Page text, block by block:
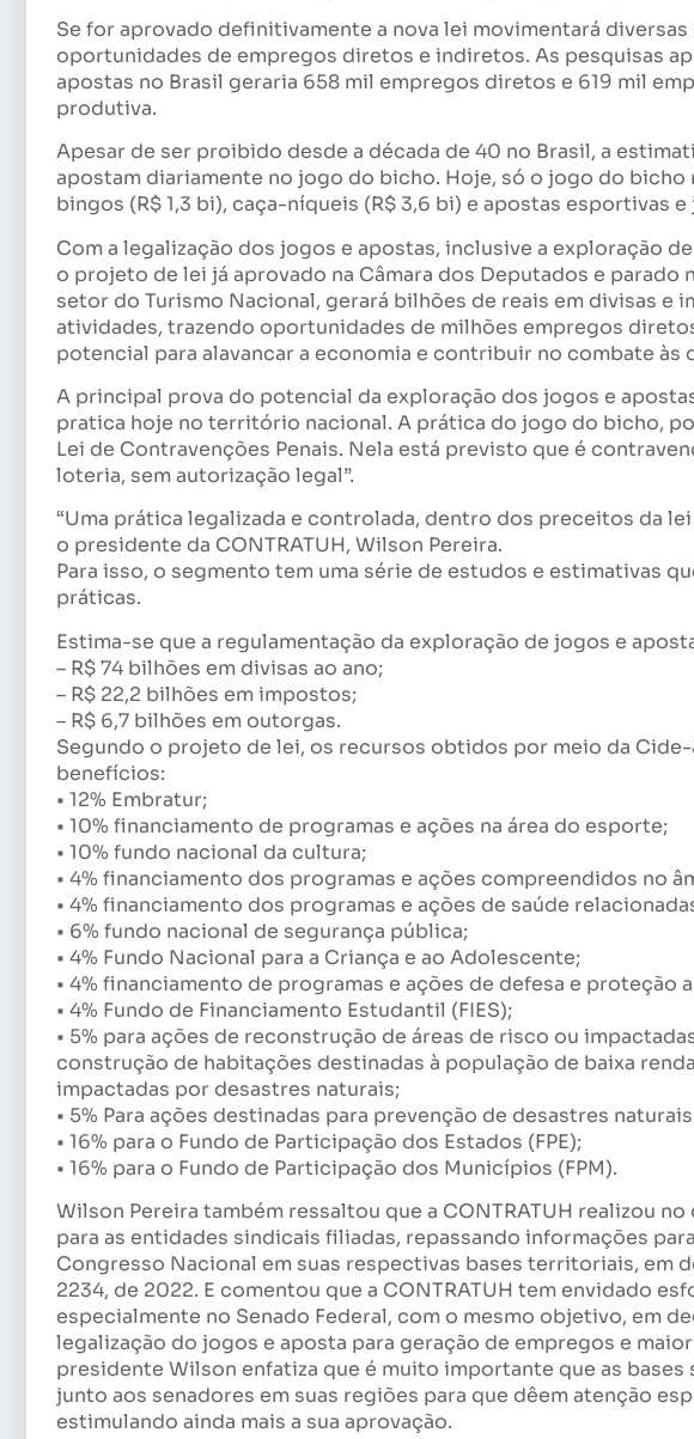
Se for aprovado definitivamente a nova lei movimentará
oportunidades de empregos diretos e indiretos. As pesquisas
apostas no Brasil geraria 658 mil empregos diretos e 619 mil
produtiva.
Apesar de ser proibido desde a década de 40 no Brasil, a
apostam diariamente no jogo do bicho. Hoje, só o jogo do bicho
bingos (R$ 1,3 bi), caça-níqueis (R$ 3,6 bi) e apostas esportivas
Com a legalização dos jogos e apostas, inclusive a exploração
o projeto de lei já aprovado na Câmara dos Deputados e parado
setor do Turismo Nacional, gerará bilhões de reais em divisas e
atividades, trazendo oportunidades de milhões empregos
potencial para alavancar a economia e contribuir no combate às
A principal prova do potencial da exploração dos jogos e
pratica hoje no território nacional. A prática do jogo do bicho,
Lei de Contravenções Penais. Nela está previsto que é
loteria, sem autorização legal”.
“Uma prática legalizada e controlada, dentro dos preceitos da
o presidente da CONTRATUH, Wilson Pereira.
Para isso, o segmento tem uma série de estudos e estimativas
práticas.
Estima-se que a regulamentação da exploração de jogos e
– R$ 74 bilhões em divisas ao ano;
– R$ 22,2 bilhões em impostos;
– R$ 6,7 bilhões em outorgas.
Segundo o projeto de lei, os recursos obtidos por meio da
benefícios:
• 12% Embratur;
• 10% financiamento de programas e ações na área do esporte;
• 10% fundo nacional da cultura;
• 4% financiamento dos programas e ações compreendidos no
• 4% financiamento dos programas e ações de saúde
• 6% fundo nacional de segurança pública;
• 4% Fundo Nacional para a Criança e ao Adolescente;
• 4% financiamento de programas e ações de defesa e proteção
• 4% Fundo de Financiamento Estudantil (FIES);
• 5% para ações de reconstrução de áreas de risco ou
construção de habitações destinadas à população de baixa
impactadas por desastres naturais;
• 5% Para ações destinadas para prevenção de desastres
• 16% para o Fundo de Participação dos Estados (FPE);
• 16% para o Fundo de Participação dos Municípios (FPM).
Wilson Pereira também ressaltou que a CONTRATUH realizou
para as entidades sindicais filiadas, repassando informações
Congresso Nacional em suas respectivas bases territoriais, em
2234, de 2022. E comentou que a CONTRATUH tem envidado
especialmente no Senado Federal, com o mesmo objetivo, em
legalização do jogos e aposta para geração de empregos e
presidente Wilson enfatiza que é muito importante que as
junto aos senadores em suas regiões para que dêem atenção
estimulando ainda mais a sua aprovação.